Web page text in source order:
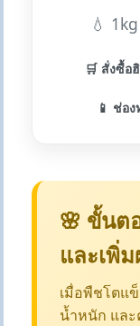
💧
🛒 สั่งซื้อ
📱 ช่อ
🌸 ขั้นต
และเพิ่
เมื่อพืชโตแ
น้ำหนัก แล